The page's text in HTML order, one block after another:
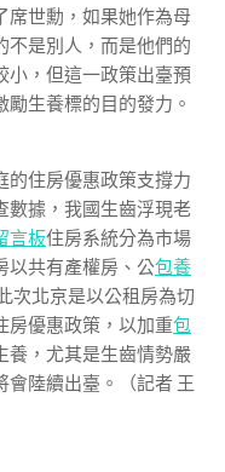
席世勳，如果她作為母
不是別人，而是他們的
小，但這一政策出臺預
生養標的目的發力。
住房優惠政策支撐力
數據，我國生齒浮現老
言板住房系統分為市場
以共有產權房、公包養
次北京是以公租房為切
房優惠政策，以加重包
養，尤其是生齒情勢嚴
會陸續出臺。（記者 王